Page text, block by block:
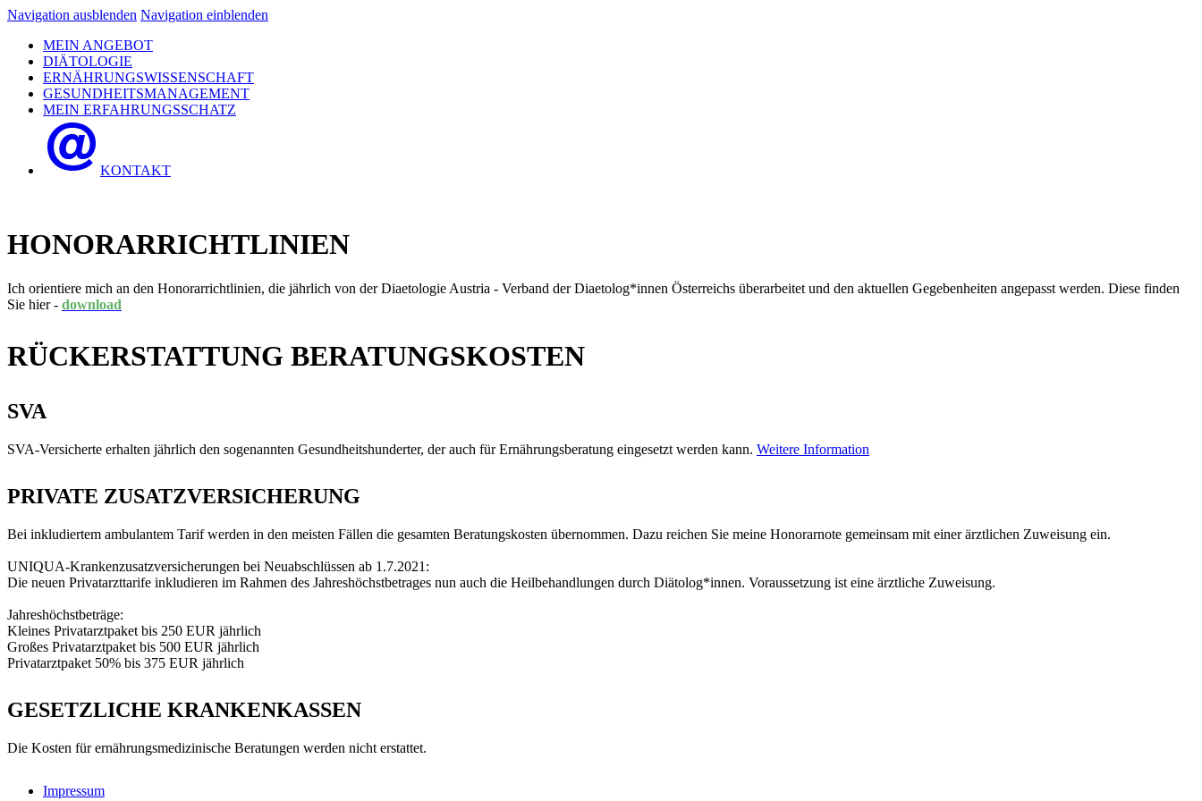
Navigation ausblenden Navigation einblenden
MEIN ANGEBOT
DIÄTOLOGIE
ERNÄHRUNGSWISSENSCHAFT
GESUNDHEITSMANAGEMENT
MEIN ERFAHRUNGSSCHATZ
KONTAKT
HONORARRICHTLINIEN
Ich orientiere mich an den Honorarrichtlinien, die jährlich von der Diaetologie Austria - Verband der Diaetolog*innen Österreichs überarbeitet und den aktuellen Gegebenheiten angepasst werden. Diese finden
Sie hier - download
RÜCKERSTATTUNG BERATUNGSKOSTEN
SVA
SVA-Versicherte erhalten jährlich den sogenannten Gesundheitshunderter, der auch für Ernährungsberatung eingesetzt werden kann. Weitere Information
PRIVATE ZUSATZVERSICHERUNG
Bei inkludiertem ambulantem Tarif werden in den meisten Fällen die gesamten Beratungskosten übernommen. Dazu reichen Sie meine Honorarnote gemeinsam mit einer ärztlichen Zuweisung ein.
UNIQUA-Krankenzusatzversicherungen bei Neuabschlüssen ab 1.7.2021:
Die neuen Privatarzttarife inkludieren im Rahmen des Jahreshöchstbetrages nun auch die Heilbehandlungen durch Diätolog*innen. Voraussetzung ist eine ärztliche Zuweisung.
Jahreshöchstbeträge:
Kleines Privatarztpaket bis 250 EUR jährlich
Großes Privatarztpaket bis 500 EUR jährlich
Privatarztpaket 50% bis 375 EUR jährlich
GESETZLICHE KRANKENKASSEN
Die Kosten für ernährungsmedizinische Beratungen werden nicht erstattet.
Impressum